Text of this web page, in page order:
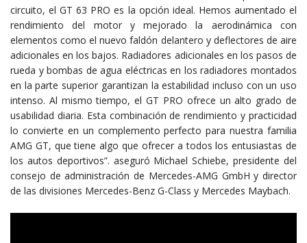
circuito, el GT 63 PRO es la opción ideal. Hemos aumentado el
rendimiento del motor y mejorado la aerodinámica con
elementos como el nuevo faldón delantero y deflectores de aire
adicionales en los bajos. Radiadores adicionales en los pasos de
rueda y bombas de agua eléctricas en los radiadores montados
en la parte superior garantizan la estabilidad incluso con un uso
intenso. Al mismo tiempo, el GT PRO ofrece un alto grado de
usabilidad diaria. Esta combinación de rendimiento y practicidad
lo convierte en un complemento perfecto para nuestra familia
AMG GT, que tiene algo que ofrecer a todos los entusiastas de
los autos deportivos”. aseguró Michael Schiebe, presidente del
consejo de administración de Mercedes-AMG GmbH y director
de las divisiones Mercedes-Benz G-Class y Mercedes Maybach.